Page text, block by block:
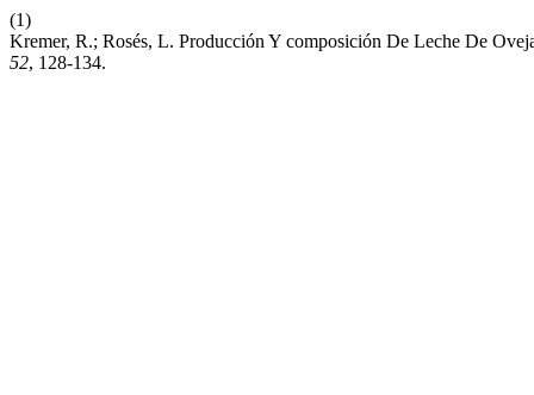
(1)
Kremer, R.; Rosés, L. Producción Y composición De Leche De
52, 128-134.